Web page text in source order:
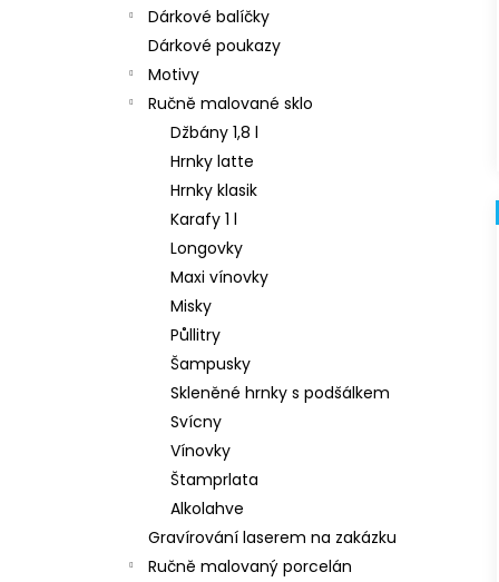
Dárkové balíčky
Dárkové poukazy
Motivy
Ručně malované sklo
Džbány 1,8 l
Hrnky latte
Hrnky klasik
Karafy 1 l
Longovky
Maxi vínovky
Misky
Půllitry
Šampusky
Skleněné hrnky s podšálkem
Svícny
Vínovky
Štamprlata
Alkolahve
Gravírování laserem na zakázku
Ručně malovaný porcelán